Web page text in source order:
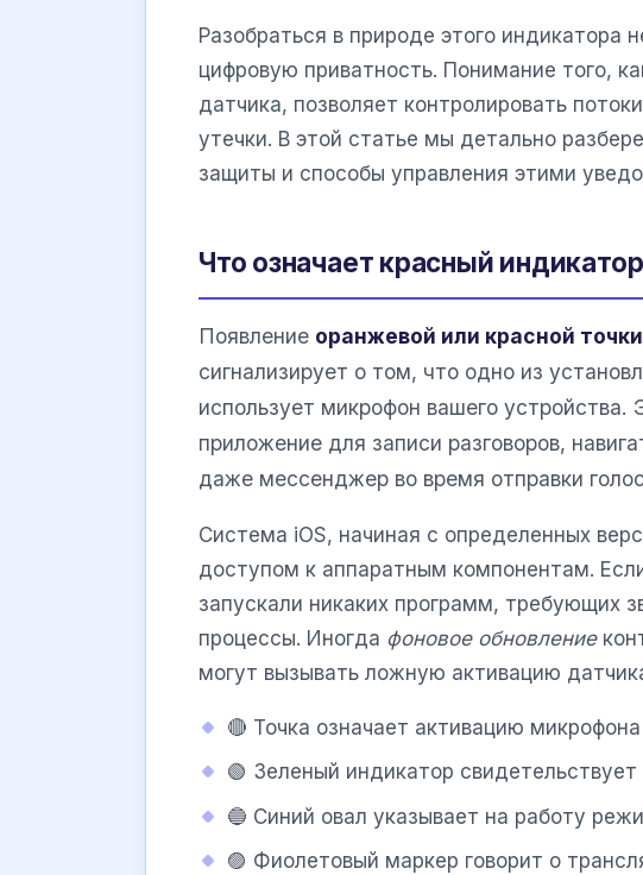
Разобраться в природе этого
цифровую приватность. Понимание того,
датчика, позволяет контролировать
утечки. В этой статье мы детально
защиты и способы управления этими
Что означает красный
Появление оранжевой или красной точки
сигнализирует о том, что одно из
использует микрофон вашего
приложение для записи разговоров,
даже мессенджер во время отправки
Система iOS, начиная с определенных
доступом к аппаратным компонентам.
запускали никаких программ, требующих
процессы. Иногда фоновое обновление
могут вызывать ложную активацию
🔴 Точка означает активацию
🟢 Зеленый индикатор
🔵 Синий овал указывает на работу
🟣 Фиолетовый маркер говорит о